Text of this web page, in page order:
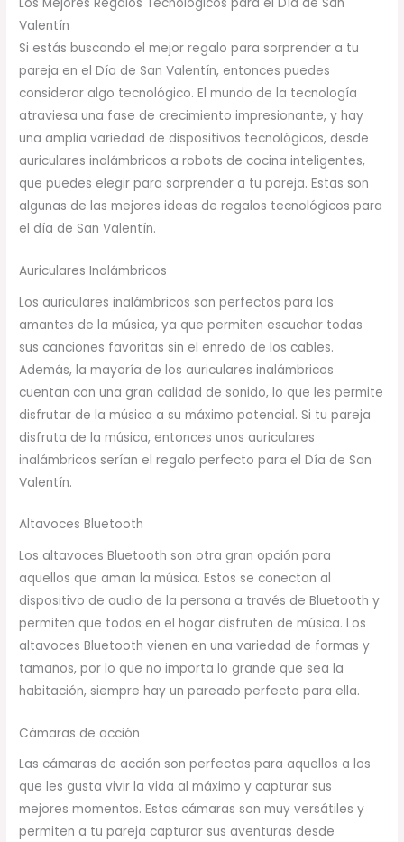
Valentín
Si estás buscando el mejor regalo para sorprender a tu
pareja en el Día de San Valentín, entonces puedes
considerar algo tecnológico. El mundo de la tecnología
atraviesa una fase de crecimiento impresionante, y hay
una amplia variedad de dispositivos tecnológicos, desde
auriculares inalámbricos a robots de cocina inteligentes,
que puedes elegir para sorprender a tu pareja. Estas son
algunas de las mejores ideas de regalos tecnológicos para
el día de San Valentín.
Auriculares Inalámbricos
Los auriculares inalámbricos son perfectos para los
amantes de la música, ya que permiten escuchar todas
sus canciones favoritas sin el enredo de los cables.
Además, la mayoría de los auriculares inalámbricos
cuentan con una gran calidad de sonido, lo que les permite
disfrutar de la música a su máximo potencial. Si tu pareja
disfruta de la música, entonces unos auriculares
inalámbricos serían el regalo perfecto para el Día de San
Valentín.
Altavoces Bluetooth
Los altavoces Bluetooth son otra gran opción para
aquellos que aman la música. Estos se conectan al
dispositivo de audio de la persona a través de Bluetooth y
permiten que todos en el hogar disfruten de música. Los
altavoces Bluetooth vienen en una variedad de formas y
tamaños, por lo que no importa lo grande que sea la
habitación, siempre hay un pareado perfecto para ella.
Cámaras de acción
Las cámaras de acción son perfectas para aquellos a los
que les gusta vivir la vida al máximo y capturar sus
mejores momentos. Estas cámaras son muy versátiles y
permiten a tu pareja capturar sus aventuras desde